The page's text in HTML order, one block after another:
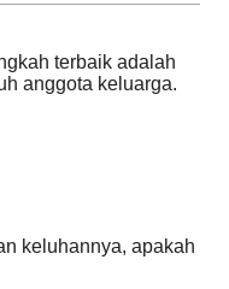
terbaik adalah
anggota keluarga.
keluhannya, apakah